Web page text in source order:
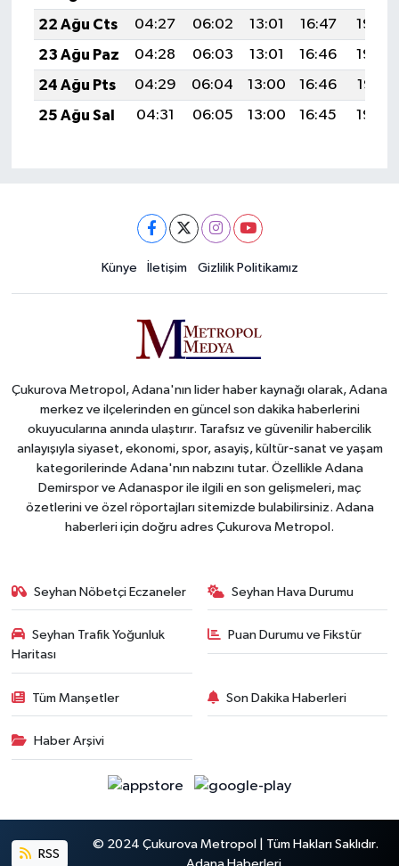
22 Ağu Cts
04:27 06:02 13:01 16:47
19:50
23 Ağu Paz
04:28 06:03 13:01 16:46
19:49
24 Ağu Pts
04:29 06:04 13:00 16:46
19:47
25 Ağu Sal
04:31 06:05 13:00 16:45 19:46
Künye İletişim Gizlilik Politikamız
Çukurova Metropol, Adana'nın lider haber kaynağı olarak, Adana
merkez ve ilçelerinden en güncel son dakika haberlerini
okuyucularına anında ulaştırır. Tarafsız ve güvenilir habercilik
anlayışıyla siyaset, ekonomi, spor, asayiş, kültür-sanat ve yaşam
kategorilerinde Adana'nın nabzını tutar. Özellikle Adana
Demirspor ve Adanaspor ile ilgili en son gelişmeleri, maç
özetlerini ve özel röportajları sitemizde bulabilirsiniz. Adana
haberleri için doğru adres Çukurova Metropol.
Seyhan Nöbetçi Eczaneler Seyhan Hava Durumu
Seyhan Trafik Yoğunluk
Haritası
Puan Durumu ve Fikstür
Tüm Manşetler Son Dakika Haberleri
Haber Arşivi
RSS
© 2024 Çukurova Metropol | Tüm Hakları Saklıdır.